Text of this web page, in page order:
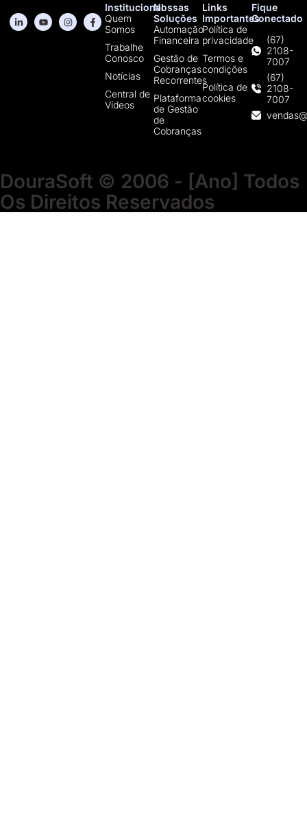
Institucional
Quem
Somos
Trabalhe
Conosco
Notícias
Central de
Vídeos
Nossas
Soluções
Automação
Financeira
Gestão de
Cobranças
Recorrentes
Plataforma
de Gestão
de
Cobranças
Links
Importantes
Política de
privacidade
Termos e
condições
Política de
cookies
Fique
Conectado
(67)
2108-
7007
(67)
2108-
7007
DouraSoft © 2006 - [ano] Todos
Os Direitos Reservados